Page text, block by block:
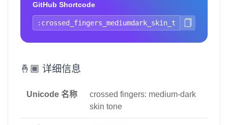
GitHub Shortcode
🤞🏾 详细信息
Unicode 名称
crossed fingers: medium-dark
skin tone